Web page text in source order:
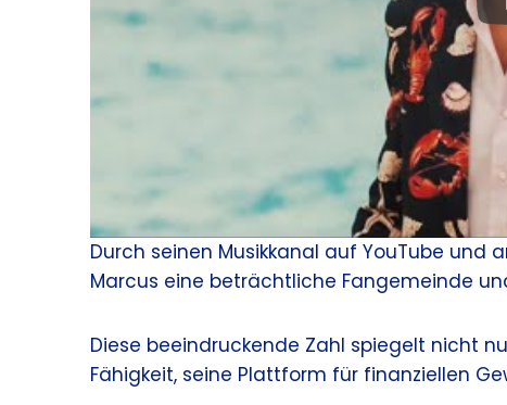
Durch seinen Musikkanal auf YouTube und
Marcus eine beträchtliche Fangemeinde
Diese beeindruckende Zahl spiegelt nicht
Fähigkeit, seine Plattform für finanziellen